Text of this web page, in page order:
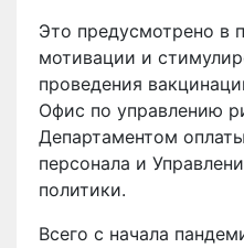
Это предусмотрено в
мотивации и
проведения
Офис по управлению
Департаментом
персонала и
политики.
Всего с начала